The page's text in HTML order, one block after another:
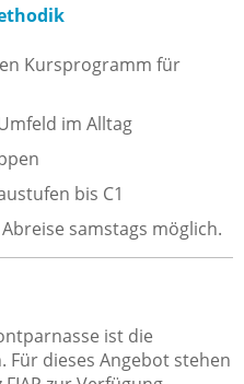
Kursprogramm für
im Alltag
bis C1
samstags möglich.
ist die
dieses Angebot stehen